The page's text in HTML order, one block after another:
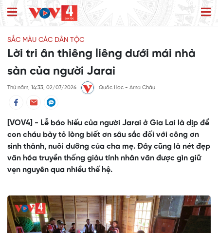
SẮC MÀU CÁC DÂN TỘC
Lời tri ân thiêng liêng dưới mái nhà
sàn của người Jarai
Thứ năm, 14:33, 02/07/2026 Quốc Học - Ama Châu
[VOV4] - Lễ báo hiếu của người Jarai ở Gia Lai là dịp để
con cháu bày tỏ lòng biết ơn sâu sắc đối với công ơn
sinh thành, nuôi dưỡng của cha mẹ. Đây cũng là nét đẹp
văn hóa truyền thống giàu tính nhân văn được gìn giữ
vẹn nguyên qua nhiều thế hệ.